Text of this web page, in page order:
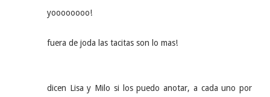
yoooooooo!
fuera de joda las tacitas son lo mas!
dicen Lisa y Milo si los puedo anotar, a cada uno por